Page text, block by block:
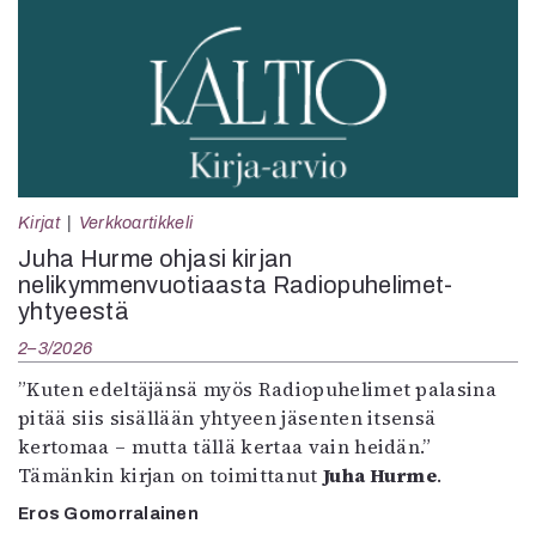
Kirjat Verkkoartikkeli
Juha Hurme ohjasi kirjan
nelikymmenvuotiaasta Radiopuhelimet-
yhtyeestä
2–3/2026
”Kuten edeltäjänsä myös Radiopuhelimet palasina
pitää siis sisällään yhtyeen jäsenten itsensä
kertomaa – mutta tällä kertaa vain heidän.”
Tämänkin kirjan on toimittanut Juha Hurme.
Eros Gomorralainen